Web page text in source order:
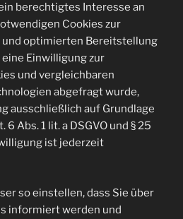
berechtigtes Interesse an
Cookies zur
optimierten Bereitstellung
Einwilligung zur
und vergleichbaren
abgefragt wurde,
ausschließlich auf Grundlage
Abs. 1 lit. a DSGVO und § 25
ist jederzeit
so einstellen, dass Sie über
informiert werden und